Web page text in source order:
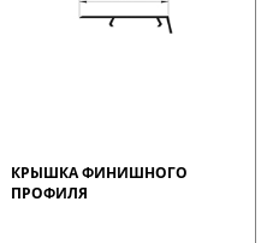
КРЫШКА ФИНИШНОГО
ПРОФИЛЯ